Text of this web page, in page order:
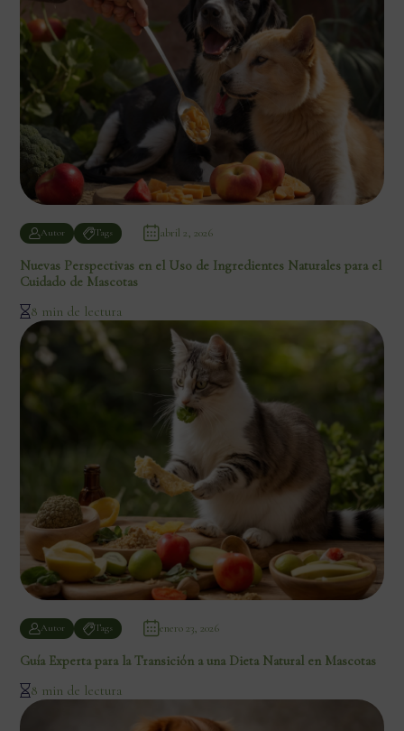
Autor Tags abril 2, 2026
Nuevas Perspectivas en el Uso de Ingredientes Naturales para el
Cuidado de Mascotas
8 min de lectura
Autor Tags enero 23, 2026
Guía Experta para la Transición a una Dieta Natural en Mascotas
8 min de lectura